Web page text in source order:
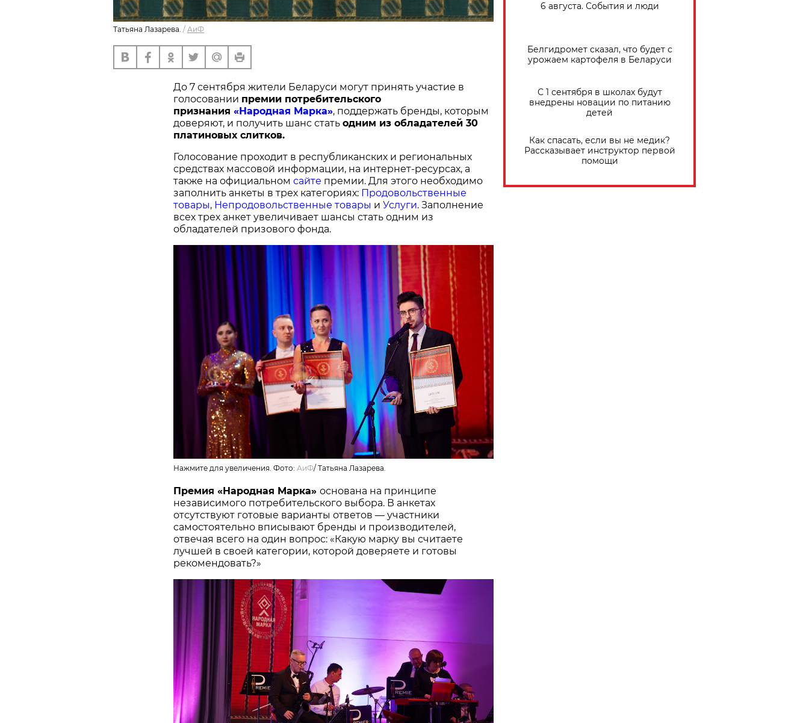
Татьяна Лазарева. / АиФ
До 7 сентября жители Беларуси могут принять участие в
голосовании премии потребительского
признания «Народная Марка», поддержать бренды, которым
доверяют, и получить шанс стать одним из обладателей 30
платиновых слитков.
Голосование проходит в республиканских и региональных
средствах массовой информации, на интернет-ресурсах, а
также на официальном сайте премии. Для этого необходимо
заполнить анкеты в трех категориях: Продовольственные
товары, Непродовольственные товары и Услуги. Заполнение
всех трех анкет увеличивает шансы стать одним из
обладателей призового фонда.
Нажмите для увеличения. Фото: АиФ/ Татьяна Лазарева.
Премия «Народная Марка» основана на принципе
независимого потребительского выбора. В анкетах
отсутствуют готовые варианты ответов — участники
самостоятельно вписывают бренды и производителей,
отвечая всего на один вопрос: «Какую марку вы считаете
лучшей в своей категории, которой доверяете и готовы
рекомендовать?»
6 августа. События и люди
Белгидромет сказал, что будет с
урожаем картофеля в Беларуси
С 1 сентября в школах будут
внедрены новации по питанию
детей
Как спасать, если вы не медик?
Рассказывает инструктор первой
помощи